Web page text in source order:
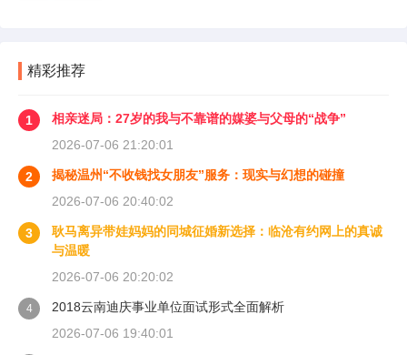
精彩推荐
1
相亲迷局：27岁的我与不靠谱的媒婆与父母的“战争”
2026-07-06 21:20:01
2
揭秘温州“不收钱找女朋友”服务：现实与幻想的碰撞
2026-07-06 20:40:02
3
耿马离异带娃妈妈的同城征婚新选择：临沧有约网上的真诚
与温暖
2026-07-06 20:20:02
4
2018云南迪庆事业单位面试形式全面解析
2026-07-06 19:40:01